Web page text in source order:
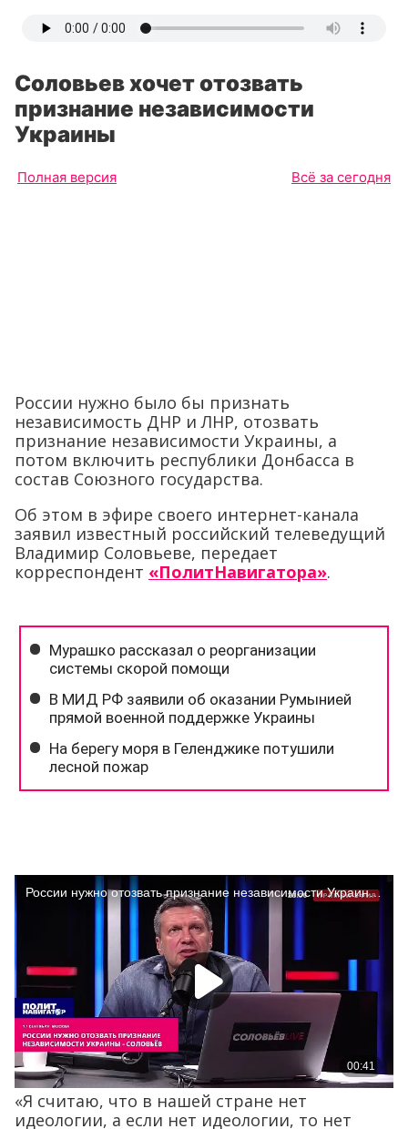
Соловьев хочет отозвать
признание независимости
Украины
Полная версия Всё за сегодня
России нужно было бы признать
независимость ДНР и ЛНР, отозвать
признание независимости Украины, а
потом включить республики Донбасса в
состав Союзного государства.
Об этом в эфире своего интернет-канала
заявил известный российский телеведущий
Владимир Соловьеве, передает
корреспондент «ПолитНавигатора».
«Я считаю, что в нашей стране нет
идеологии, а если нет идеологии, то нет